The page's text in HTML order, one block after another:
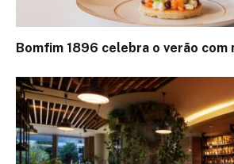
Bomfim 1896 celebra o verão com